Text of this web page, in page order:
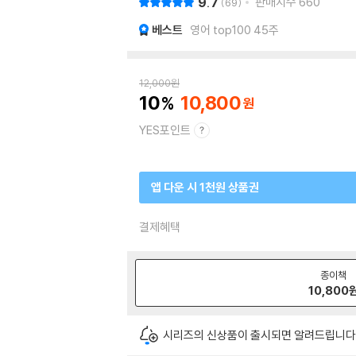
베스트 영어 top100 45주
12,000원
10 10,800
YES포인트
앱 다운 시 1천원 상품권
결제혜택
종이책
10,800
시리즈의 신상품이 출시되면 알려드립니